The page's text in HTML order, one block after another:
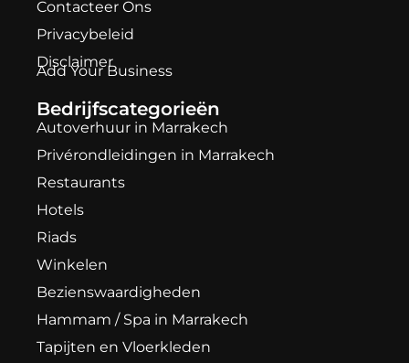
Contacteer Ons
Privacybeleid
Disclaimer
Add Your Business
Bedrijfscategorieën
Autoverhuur in Marrakech
Privérondleidingen in Marrakech
Restaurants
Hotels
Riads
Winkelen
Bezienswaardigheden
Hammam / Spa in Marrakech
Tapijten en Vloerkleden